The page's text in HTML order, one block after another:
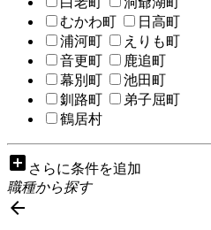
むかわ町
日高町
浦河町
えりも町
音更町
鹿追町
幕別町
池田町
釧路町
弟子屈町
鶴居村
add_box さらに条件を追加
職種から探す
